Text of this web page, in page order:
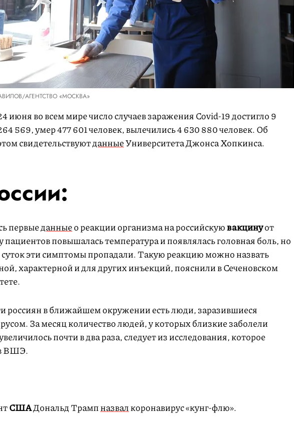
АГЕНТСТВО «МОСКВА»
июня во всем мире число случаев заражения Covid-19 достигло 9
569, умер 477 601 человек, вылечились 4 630 880 человек. Об
свидетельствуютданныеУниверситета Джонса Хопкинса.
первыеданныео реакции организма на российскуювакцинуот
пациентов повышалась температура и появлялась головная боль, но
суток эти симптомы пропадали. Такую реакцию можно назвать
характерной и для других инъекций, пояснили в Сеченовском
россиян в ближайшем окружении есть люди, заразившиеся
За месяц количество людей, у которых близкие заболели
почти в два раза, следует из исследования, которое
ВШЭ.
СШАДональд Трампназвалкоронавирус «кунг-флю».